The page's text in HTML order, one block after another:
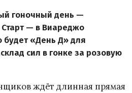
гоночный день —
Старт — в Виареджо
«День Д» для
сил в гонке за розовую
ждёт длинная прямая